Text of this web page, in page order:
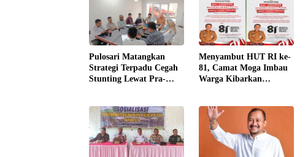
Pulosari Matangkan
Strategi Terpadu Cegah
Stunting Lewat Pra-
​Menyambut HUT RI ke-
81, Camat Moga Imbau
Warga Kibarkan
Agustus